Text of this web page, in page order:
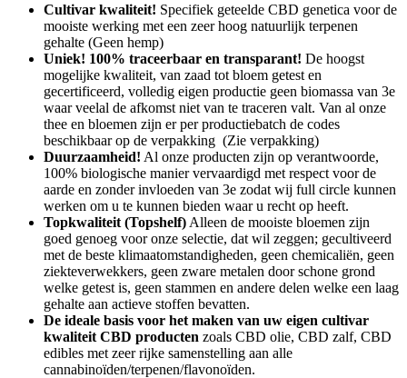
Cultivar kwaliteit! Specifiek geteelde CBD genetica voor de
mooiste werking met een zeer hoog natuurlijk terpenen
gehalte (Geen hemp)
Uniek! 100% traceerbaar en transparant! De hoogst
mogelijke kwaliteit, van zaad tot bloem getest en
gecertificeerd, volledig eigen productie geen biomassa van 3e
waar veelal de afkomst niet van te traceren valt. Van al onze
thee en bloemen zijn er per productiebatch de codes
beschikbaar op de verpakking (Zie verpakking)
Duurzaamheid! Al onze producten zijn op verantwoorde,
100% biologische manier vervaardigd met respect voor de
aarde en zonder invloeden van 3e zodat wij full circle kunnen
werken om u te kunnen bieden waar u recht op heeft.
Topkwaliteit (Topshelf) Alleen de mooiste bloemen zijn
goed genoeg voor onze selectie, dat wil zeggen; gecultiveerd
met de beste klimaatomstandigheden, geen chemicaliën, geen
ziekteverwekkers, geen zware metalen door schone grond
welke getest is, geen stammen en andere delen welke een laag
gehalte aan actieve stoffen bevatten.
De ideale basis voor het maken van uw eigen cultivar
kwaliteit CBD producten zoals CBD olie, CBD zalf, CBD
edibles met zeer rijke samenstelling aan alle
cannabinoïden/terpenen/flavonoïden.